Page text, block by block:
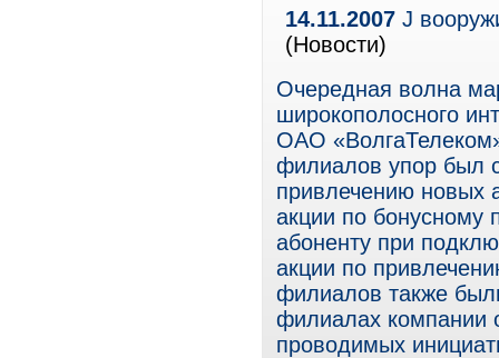
14.11.2007 J
(Новости)
Очередная волна
широкополосного
ОАО
филиалов упор был
привлечению новых
акции по бонусному
абоненту при
акции по
филиалов также
филиалах компании
проводимых